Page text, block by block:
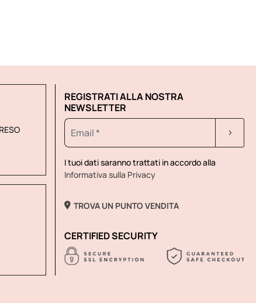
REGISTRATI ALLA NOSTRA
NEWSLETTER
I tuoi dati saranno trattati in accordo alla
Informativa sulla Privacy
TROVA UN PUNTO VENDITA
CERTIFIED SECURITY